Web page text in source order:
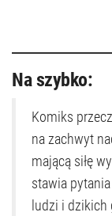
Na szybko:
Komiks
na zachwyt
mającą siłę
stawia
ludzi i dzikich